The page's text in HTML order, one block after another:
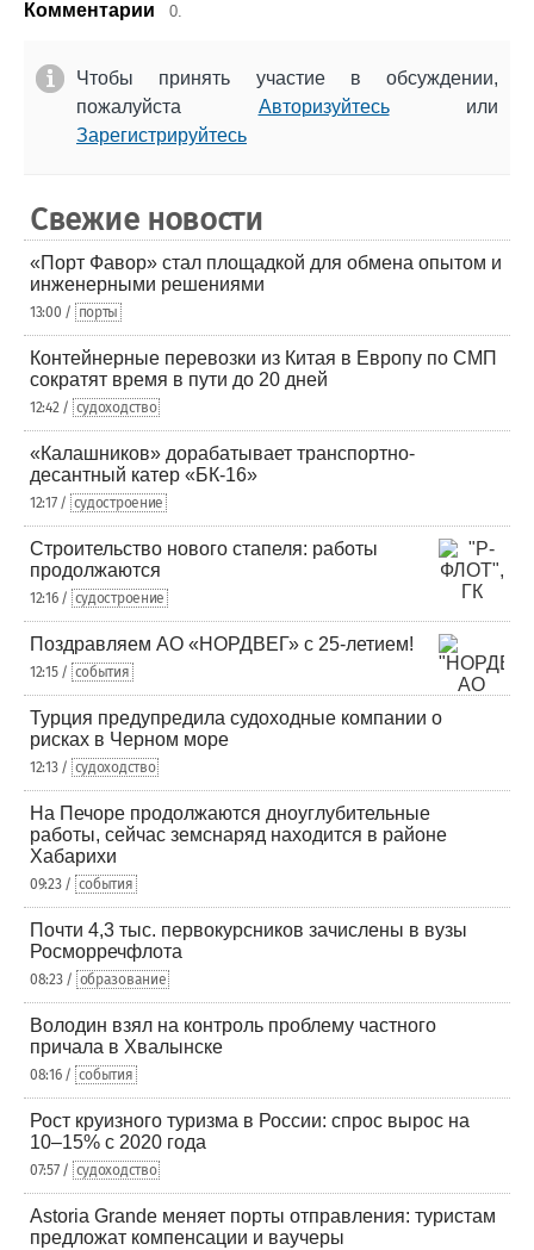
Комментарии 0.
Чтобы принять участие в обсуждении,
пожалуйста Авторизуйтесьили
Зарегистрируйтесь
Свежие новости
«Порт Фавор» стал площадкой для обмена опытом и
инженерными решениями
13:00 / порты
Контейнерные перевозки из Китая в Европу по СМП
сократят время в пути до 20 дней
12:42 / судоходство
«Калашников» дорабатывает транспортно-
десантный катер «БК-16»
12:17 / судостроение
Строительство нового стапеля: работы
продолжаются
12:16 / судостроение
Поздравляем АО «НОРДВЕГ» с 25-летием!
12:15 / события
Турция предупредила судоходные компании о
рисках в Черном море
12:13 / судоходство
На Печоре продолжаются дноуглубительные
работы, сейчас земснаряд находится в районе
Хабарихи
09:23 / события
Почти 4,3 тыс. первокурсников зачислены в вузы
Росморречфлота
08:23 / образование
Володин взял на контроль проблему частного
причала в Хвалынске
08:16 / события
Рост круизного туризма в России: спрос вырос на
10–15% с 2020 года
07:57 / судоходство
Astoria Grande меняет порты отправления: туристам
предложат компенсации и ваучеры